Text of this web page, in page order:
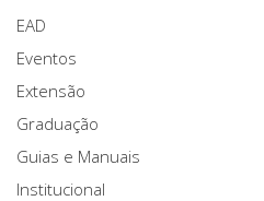
EAD
Eventos
Extensão
Graduação
Guias e Manuais
Institucional